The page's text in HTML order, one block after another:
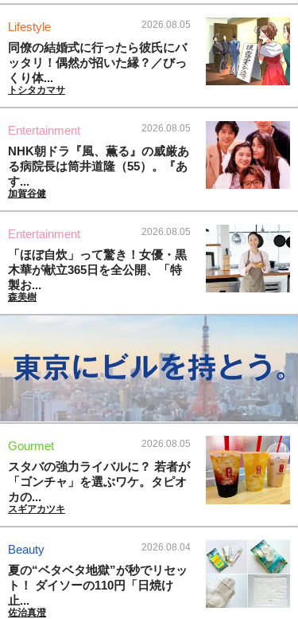
Lifestyle 2026.08.05
同僚の結婚式に行ったら彼氏にバ
ッタリ！偶然が招いた縁？／びっ
くり体...
トシタカマサ
Entertainment 2026.08.05
NHK朝ドラ『風、薫る』の威厳あ
る病院長は筒井道隆（55）。『あ
す...
加賀谷健
Entertainment 2026.08.05
「ほぼ自炊」って驚き！女優・黒
木華が献立365日を全公開、「特
製お...
森美樹
Gourmet 2026.08.05
スタバの強力ライバルに？ 若者が
「ゴンチャ」を選ぶワケ。タピオ
カの...
スギアカツキ
Beauty 2026.08.04
夏の“ベタベタ地獄”が秒でリセッ
ト！ ダイソーの110円「日焼け
止...
佐治真澄